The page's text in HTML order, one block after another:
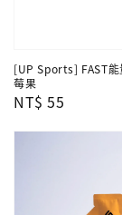
[UP Sports] FAST能
莓果
Regular
NT$ 55